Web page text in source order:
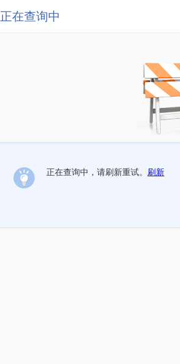
正在查询中
正在查询中，请刷新重试。 刷新